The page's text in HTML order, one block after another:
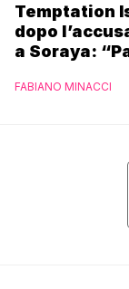
Temptation
dopo
a Soraya:
FABIANO MINACCI